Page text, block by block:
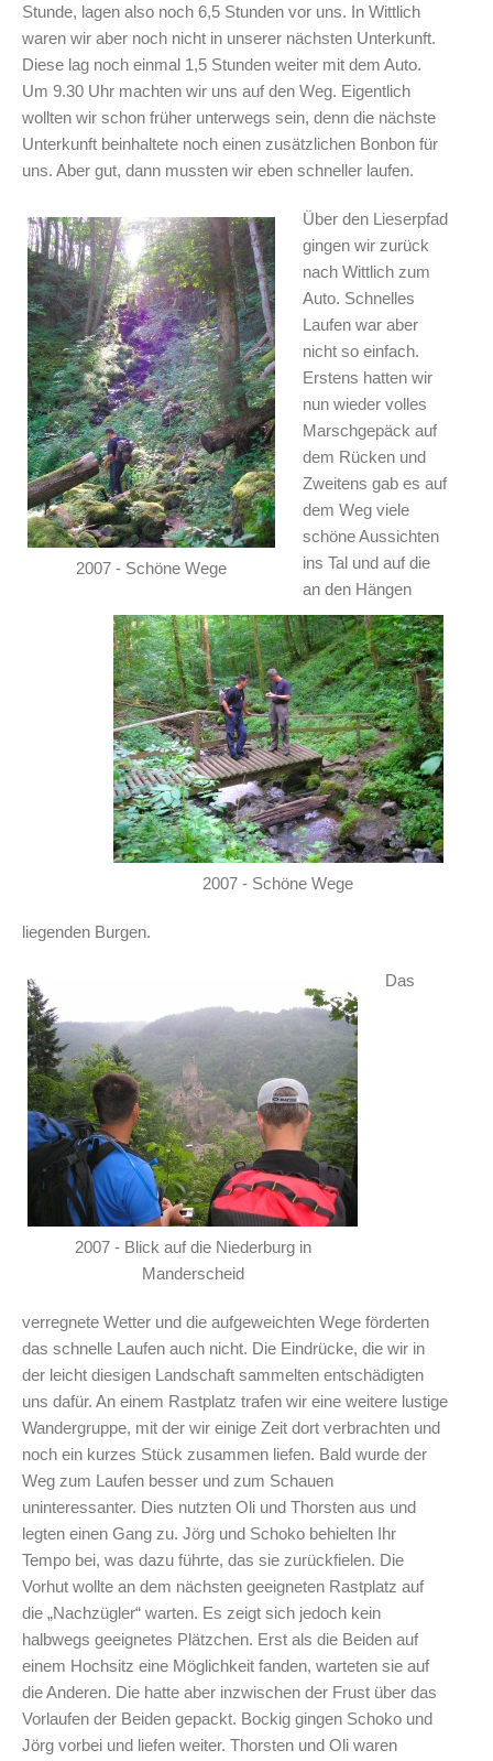
Stunde, lagen also noch 6,5 Stunden vor uns. In Wittlich
waren wir aber noch nicht in unserer nächsten Unterkunft.
Diese lag noch einmal 1,5 Stunden weiter mit dem Auto.
Um 9.30 Uhr machten wir uns auf den Weg. Eigentlich
wollten wir schon früher unterwegs sein, denn die nächste
Unterkunft beinhaltete noch einen zusätzlichen Bonbon für
uns. Aber gut, dann mussten wir eben schneller laufen.
2007 - Schöne Wege
2007 - Schöne Wege
Über den Lieserpfad
gingen wir zurück
nach Wittlich zum
Auto. Schnelles
Laufen war aber
nicht so einfach.
Erstens hatten wir
nun wieder volles
Marschgepäck auf
dem Rücken und
Zweitens gab es auf
dem Weg viele
schöne Aussichten
ins Tal und auf die
an den Hängen
liegenden Burgen.
2007 - Blick auf die Niederburg in
Manderscheid
Das
verregnete Wetter und die aufgeweichten Wege förderten
das schnelle Laufen auch nicht. Die Eindrücke, die wir in
der leicht diesigen Landschaft sammelten entschädigten
uns dafür. An einem Rastplatz trafen wir eine weitere lustige
Wandergruppe, mit der wir einige Zeit dort verbrachten und
noch ein kurzes Stück zusammen liefen. Bald wurde der
Weg zum Laufen besser und zum Schauen
uninteressanter. Dies nutzten Oli und Thorsten aus und
legten einen Gang zu. Jörg und Schoko behielten Ihr
Tempo bei, was dazu führte, das sie zurückfielen. Die
Vorhut wollte an dem nächsten geeigneten Rastplatz auf
die „Nachzügler“ warten. Es zeigt sich jedoch kein
halbwegs geeignetes Plätzchen. Erst als die Beiden auf
einem Hochsitz eine Möglichkeit fanden, warteten sie auf
die Anderen. Die hatte aber inzwischen der Frust über das
Vorlaufen der Beiden gepackt. Bockig gingen Schoko und
Jörg vorbei und liefen weiter. Thorsten und Oli waren